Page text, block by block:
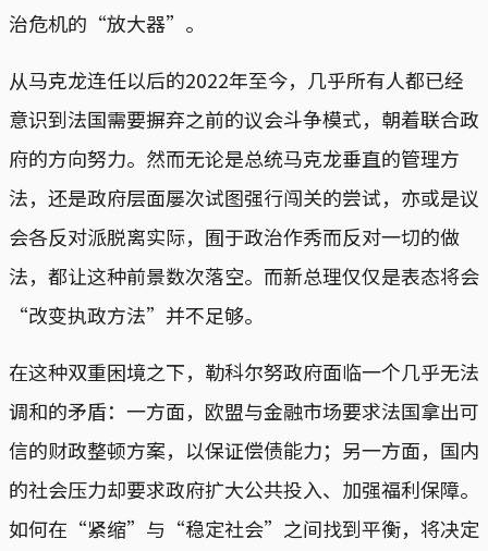
治危机的“放大器”。
从马克龙连任以后的2022年至今，几乎所有人都已经
意识到法国需要摒弃之前的议会斗争模式，朝着联合政
府的方向努力。然而无论是总统马克龙垂直的管理方
法，还是政府层面屡次试图强行闯关的尝试，亦或是议
会各反对派脱离实际，囿于政治作秀而反对一切的做
法，都让这种前景数次落空。而新总理仅仅是表态将会
“改变执政方法”并不足够。
在这种双重困境之下，勒科尔努政府面临一个几乎无法
调和的矛盾：一方面，欧盟与金融市场要求法国拿出可
信的财政整顿方案，以保证偿债能力；另一方面，国内
的社会压力却要求政府扩大公共投入、加强福利保障。
如何在“紧缩”与“稳定社会”之间找到平衡，将决定